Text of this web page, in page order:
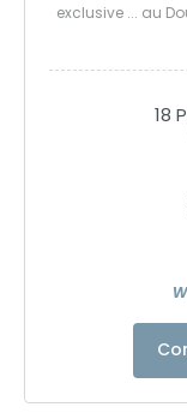
exclusive ... au
instants festifs
Enfin, profitez de
18